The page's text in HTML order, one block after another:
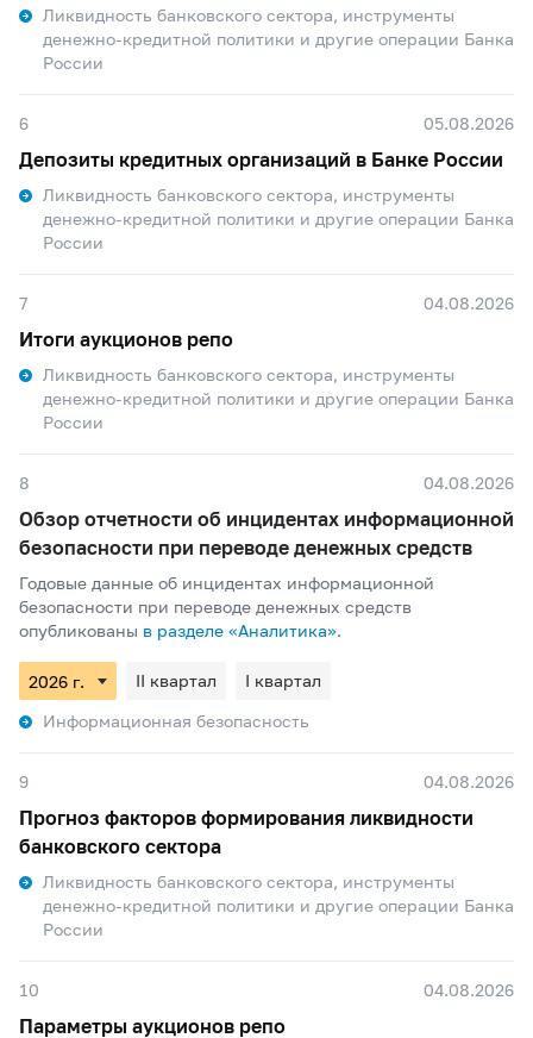
Ликвидность банковского сектора, инструменты
денежно-кредитной политики и другие операции Банка
России
6 05.08.2026
Депозиты кредитных организаций в Банке России
Ликвидность банковского сектора, инструменты
денежно-кредитной политики и другие операции Банка
России
7 04.08.2026
Итоги аукционов репо
Ликвидность банковского сектора, инструменты
денежно-кредитной политики и другие операции Банка
России
8 04.08.2026
Обзор отчетности об инцидентах информационной
безопасности при переводе денежных средств
Годовые данные об инцидентах информационной
безопасности при переводе денежных средств
опубликованы в разделе «Аналитика».
II квартал
I квартал
Информационная безопасность
9 04.08.2026
Прогноз факторов формирования ликвидности
банковского сектора
Ликвидность банковского сектора, инструменты
денежно-кредитной политики и другие операции Банка
России
10 04.08.2026
Параметры аукционов репо